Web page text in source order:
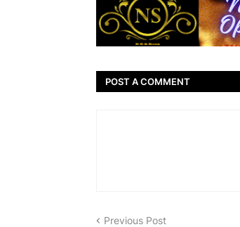
POST A COMMENT
Previous Post